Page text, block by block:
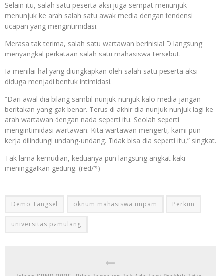
Selain itu, salah satu peserta aksi juga sempat menunjuk-
menunjuk ke arah salah satu awak media dengan tendensi
ucapan yang mengintimidasi.
Merasa tak terima, salah satu wartawan berinisial D langsung
menyangkal perkataan salah satu mahasiswa tersebut.
Ia menilai hal yang diungkapkan oleh salah satu peserta aksi
diduga menjadi bentuk intimidasi.
“Dari awal dia bilang sambil nunjuk-nunjuk kalo media jangan
beritakan yang gak benar. Terus di akhir dia nunjuk-nunjuk lagi ke
arah wartawan dengan nada seperti itu. Seolah seperti
mengintimidasi wartawan. Kita wartawan mengerti, kami pun
kerja dilindungi undang-undang. Tidak bisa dia seperti itu,” singkat.
Tak lama kemudian, keduanya pun langsung angkat kaki
meninggalkan gedung. (red/*)
Demo Tangsel oknum mahasiswa unpam Perkim
universitas pamulang